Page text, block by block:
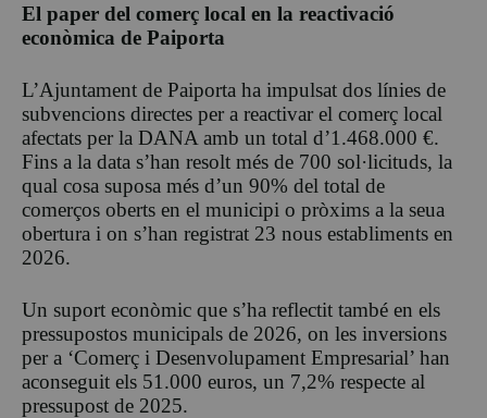
El paper del comerç local en la reactivació
econòmica de Paiporta
L’Ajuntament de Paiporta ha impulsat dos línies de
subvencions directes per a reactivar el comerç local
afectats per la DANA amb un total d’1.468.000 €.
Fins a la data s’han resolt més de 700 sol·licituds, la
qual cosa suposa més d’un 90% del total de
comerços oberts en el municipi o pròxims a la seua
obertura i on s’han registrat 23 nous establiments en
2026.
Un suport econòmic que s’ha reflectit també en els
pressupostos municipals de 2026, on les inversions
per a ‘Comerç i Desenvolupament Empresarial’ han
aconseguit els 51.000 euros, un 7,2% respecte al
pressupost de 2025.